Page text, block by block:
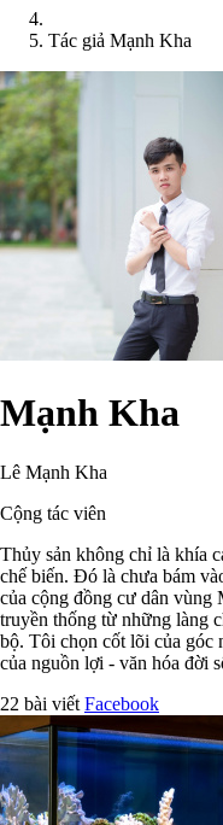
Tác giả Mạnh Kha
Mạnh Kha
Lê Mạnh Kha
Cộng tác viên
Thủy sản không chỉ là khía
chế biến. Đó là chưa bám
của cộng đồng cư dân vùng
truyền thống từ những làng
bộ. Tôi chọn cốt lõi của góc
của nguồn lợi - văn hóa đời
22 bài viết Facebook